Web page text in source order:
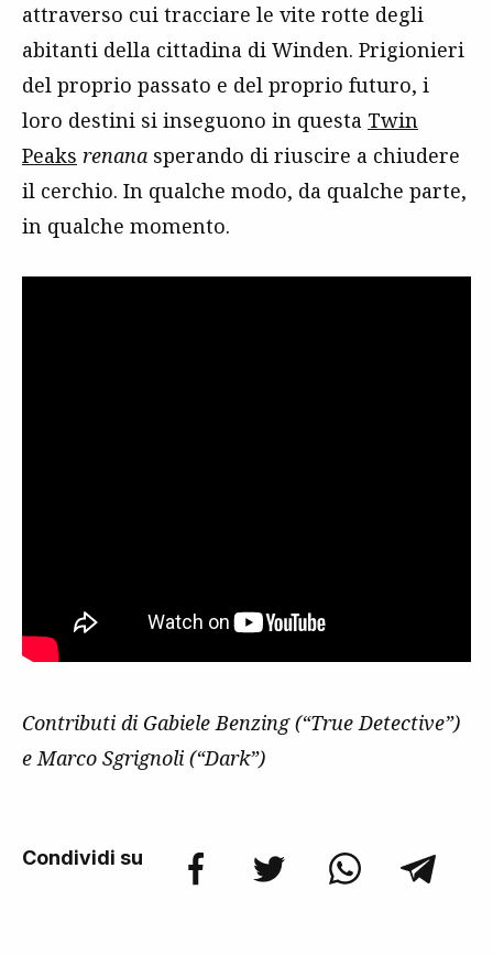
attraverso cui tracciare le vite rotte degli
abitanti della cittadina di Winden. Prigionieri
del proprio passato e del proprio futuro, i
loro destini si inseguono in questa Twin
Peaks renana sperando di riuscire a chiudere
il cerchio. In qualche modo, da qualche parte,
in qualche momento.
Contributi di Gabiele Benzing (“True Detective”)
e Marco Sgrignoli (“Dark”)
Condividi su